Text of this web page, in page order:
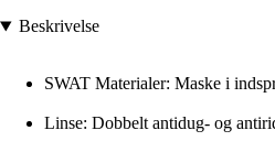
Beskrivelse
SWAT Materialer: Maske i
Linse: Dobbelt antidug- og